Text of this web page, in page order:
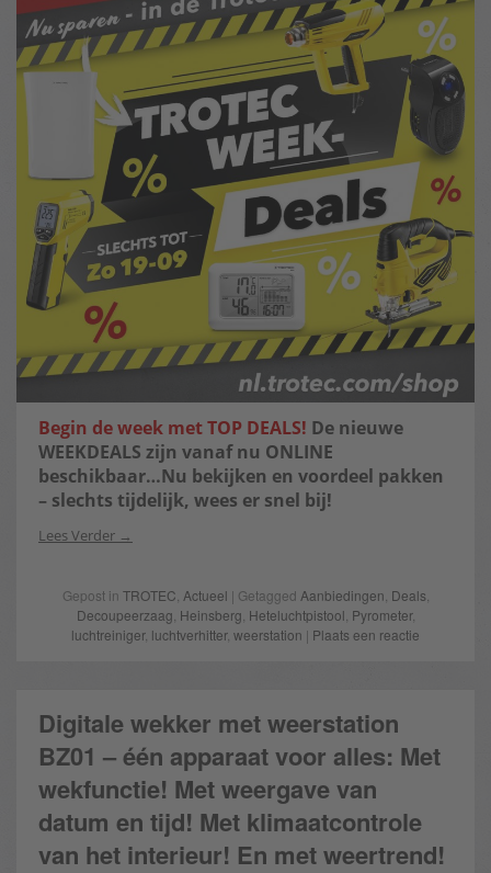
Begin de week met TOP DEALS! De nieuwe
WEEKDEALS zijn vanaf nu ONLINE
beschikbaar…Nu bekijken en voordeel pakken
– slechts tijdelijk, wees er snel bij!
Lees Verder
Gepost in TROTEC Actueel | Getagged Aanbiedingen Deals
Decoupeerzaag Heinsberg Heteluchtpistool Pyrometer,
luchtreiniger, luchtverhitter, weerstation | Plaats een reactie
Digitale wekker met weerstation
BZ01 – één apparaat voor alles: Met
wekfunctie! Met weergave van
datum en tijd! Met klimaatcontrole
van het interieur! En met weertrend!